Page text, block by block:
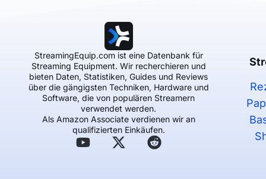
StreamingEquip.com ist eine Datenbank für
Streaming Equipment. Wir recherchieren und
bieten Daten, Statistiken, Guides und Reviews
über die gängigsten Techniken, Hardware und
Software, die von populären Streamern
verwendet werden.
Als Amazon Associate verdienen wir an
qualifizierten Einkäufen.